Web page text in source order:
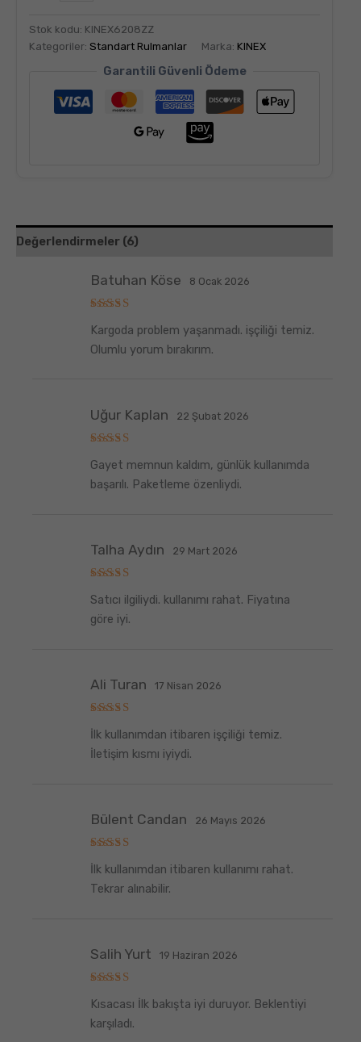
Stok kodu: KINEX6208ZZ
Kategoriler: Standart Rulmanlar Marka: KINEX
Garantili Güvenli Ödeme
Değerlendirmeler (6)
üzerinden
5oy aldı
Batuhan Köse 8 Ocak 2026
Kargoda problem yaşanmadı. işçiliği temiz.
Olumlu yorum bırakırım.
üzerinden
5
oy aldı
Uğur Kaplan 22 Şubat 2026
Gayet memnun kaldım, günlük kullanımda
başarılı. Paketleme özenliydi.
üzerinden
oy aldı
Talha Aydın 29 Mart 2026
Satıcı ilgiliydi. kullanımı rahat. Fiyatına
göre iyi.
üzerinden
5
oy aldı
Ali Turan 17 Nisan 2026
İlk kullanımdan itibaren işçiliği temiz.
İletişim kısmı iyiydi.
üzerinden
5 oy aldı
Bülent Candan 26 Mayıs 2026
İlk kullanımdan itibaren kullanımı rahat.
Tekrar alınabilir.
üzerinden
5
oy aldı
Salih Yurt 19 Haziran 2026
Kısacası İlk bakışta iyi duruyor. Beklentiyi
karşıladı.